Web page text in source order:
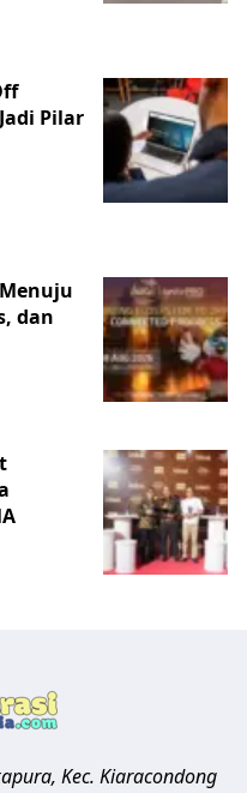
Pilar
dan
Kec. Kiaracondong